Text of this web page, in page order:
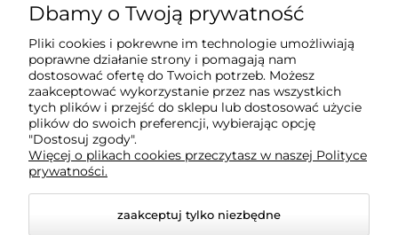
Moje konto
Płatności i dostawa
Informacje
O nas
Dbamy o Twoją prywatność
Pliki cookies i pokrewne im technologie umożliwiają
poprawne działanie strony i pomagają nam
dostosować ofertę do Twoich potrzeb. Możesz
zaakceptować wykorzystanie przez nas wszystkich
tych plików i przejść do sklepu lub dostosować użycie
plików do swoich preferencji, wybierając opcję
"Dostosuj zgody".
Więcej o plikach cookies przeczytasz w naszej Polityce
prywatności.
zaakceptuj tylko niezbędne